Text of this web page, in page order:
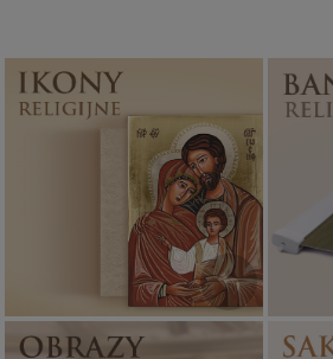
Ikony religijne
PONAD 400
WZORÓW